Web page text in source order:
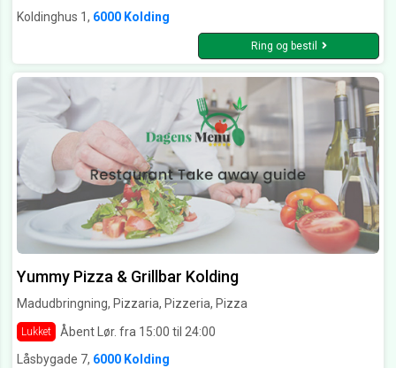
Koldinghus 1, 6000 Kolding
Ring og bestil
Yummy Pizza & Grillbar Kolding
Madudbringning, Pizzaria, Pizzeria, Pizza
Lukket
Åbent Lør. fra 15:00 til 24:00
Låsbygade 7, 6000 Kolding